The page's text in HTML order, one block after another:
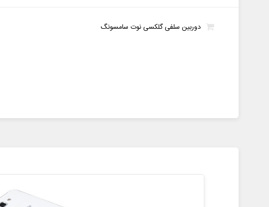
دوربین سلفی گلکسی نوت سامسونگ